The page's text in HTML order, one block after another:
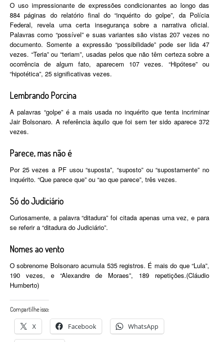
O uso impressionante de expressões condicionantes ao longo das
884 páginas do relatório final do “inquérito do golpe”, da Polícia
Federal, revela uma certa insegurança sobre a narrativa oficial.
Palavras como “possível” e suas variantes são vistas 207 vezes no
documento. Somente a expressão “possibilidade” pode ser lida 47
vezes. “Teria” ou “teriam”, usadas pelos que não têm certeza sobre a
ocorrência de algum fato, aparecem 107 vezes. “Hipótese” ou
“hipotética”, 25 significativas vezes.
Lembrando Porcina
A palavras “golpe” é a mais usada no inquérito que tenta incriminar
Jair Bolsonaro. A referência àquilo que foi sem ter sido aparece 372
vezes.
Parece, mas não é
Por 25 vezes a PF usou “suposta”, “suposto” ou “supostamente” no
inquérito. “Que parece que” ou “ao que parece”, três vezes.
Só do Judiciário
Curiosamente, a palavra “ditadura” foi citada apenas uma vez, e para
se referir a “ditadura do Judiciário”.
Nomes ao vento
O sobrenome Bolsonaro acumula 535 registros. É mais do que “Lula”,
190 vezes, e “Alexandre de Moraes”, 189 repetições.(Cláudio
Humberto)
Compartilhe isso:
X Facebook WhatsApp